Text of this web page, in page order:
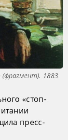
1883
«стоп-
пресс-